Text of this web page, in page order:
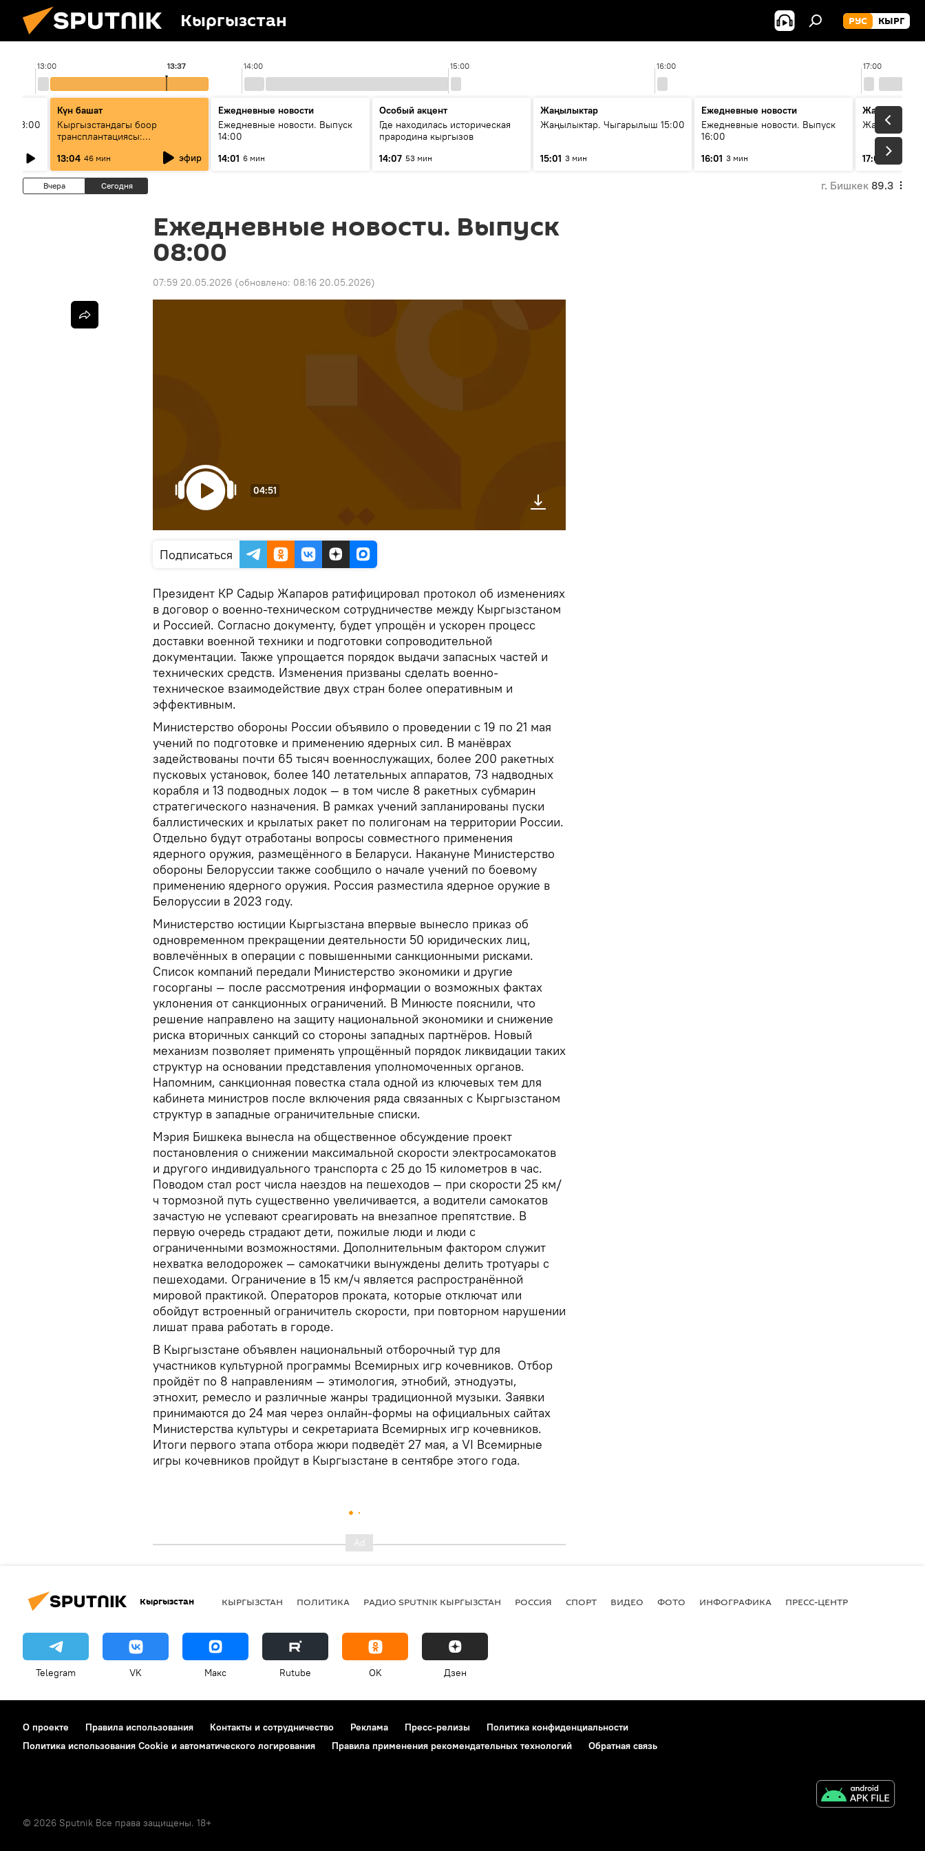
Кыргызстан РУС КЫРГ
13:00 14:00 15:00 16:00 17:00
13:37
13:00
Күн башат
Кыргызстандагы боор
трансплантациясы:
жетишкендиктер жана өнүгүү
келечеги
13:04 46 мин эфир
Ежедневные новости
Ежедневные новости. Выпуск
14:00
14:01 6 мин
Особый акцент
Где находилась историческая
прародина кыргызов
14:07 53 мин
Жаңылыктар
Жаңылыктар. Чыгарылыш 15:00
15:01 3 мин
Ежедневные новости
Ежедневные новости. Выпуск
16:00
16:01 3 мин
Жаңылыктар
17:01 3 мин
Вчера Сегодня г. Бишкек 89.3
Ежедневные новости. Выпуск
08:00
07:59 20.05.2026 (обновлено: 08:16 20.05.2026)
04:51
Подписаться
Президент КР Садыр Жапаров ратифицировал протокол об изменениях
в договор о военно-техническом сотрудничестве между Кыргызстаном
и Россией. Согласно документу, будет упрощён и ускорен процесс
доставки военной техники и подготовки сопроводительной
документации. Также упрощается порядок выдачи запасных частей и
технических средств. Изменения призваны сделать военно-
техническое взаимодействие двух стран более оперативным и
эффективным.
Министерство обороны России объявило о проведении с 19 по 21 мая
учений по подготовке и применению ядерных сил. В манёврах
задействованы почти 65 тысяч военнослужащих, более 200 ракетных
пусковых установок, более 140 летательных аппаратов, 73 надводных
корабля и 13 подводных лодок — в том числе 8 ракетных субмарин
стратегического назначения. В рамках учений запланированы пуски
баллистических и крылатых ракет по полигонам на территории России.
Отдельно будут отработаны вопросы совместного применения
ядерного оружия, размещённого в Беларуси. Накануне Министерство
обороны Белоруссии также сообщило о начале учений по боевому
применению ядерного оружия. Россия разместила ядерное оружие в
Белоруссии в 2023 году.
Министерство юстиции Кыргызстана впервые вынесло приказ об
одновременном прекращении деятельности 50 юридических лиц,
вовлечённых в операции с повышенными санкционными рисками.
Список компаний передали Министерство экономики и другие
госорганы — после рассмотрения информации о возможных фактах
уклонения от санкционных ограничений. В Минюсте пояснили, что
решение направлено на защиту национальной экономики и снижение
риска вторичных санкций со стороны западных партнёров. Новый
механизм позволяет применять упрощённый порядок ликвидации таких
структур на основании представления уполномоченных органов.
Напомним, санкционная повестка стала одной из ключевых тем для
кабинета министров после включения ряда связанных с Кыргызстаном
структур в западные ограничительные списки.
Мэрия Бишкека вынесла на общественное обсуждение проект
постановления о снижении максимальной скорости электросамокатов
и другого индивидуального транспорта с 25 до 15 километров в час.
Поводом стал рост числа наездов на пешеходов — при скорости 25 км/
ч тормозной путь существенно увеличивается, а водители самокатов
зачастую не успевают среагировать на внезапное препятствие. В
первую очередь страдают дети, пожилые люди и люди с
ограниченными возможностями. Дополнительным фактором служит
нехватка велодорожек — самокатчики вынуждены делить тротуары с
пешеходами. Ограничение в 15 км/ч является распространённой
мировой практикой. Операторов проката, которые отключат или
обойдут встроенный ограничитель скорости, при повторном нарушении
лишат права работать в городе.
В Кыргызстане объявлен национальный отборочный тур для
участников культурной программы Всемирных игр кочевников. Отбор
пройдёт по 8 направлениям — этимология, этнобий, этнодуэты,
этнохит, ремесло и различные жанры традиционной музыки. Заявки
принимаются до 24 мая через онлайн-формы на официальных сайтах
Министерства культуры и секретариата Всемирных игр кочевников.
Итоги первого этапа отбора жюри подведёт 27 мая, а VI Всемирные
игры кочевников пройдут в Кыргызстане в сентябре этого года.
Кыргызстан КЫРГЫЗСТАН ПОЛИТИКА РАДИО SPUTNIK КЫРГЫЗСТАН РОССИЯ СПОРТ ВИДЕО ФОТО ИНФОГРАФИКА ПРЕСС-ЦЕНТР
Telegram VK Макс Rutube OK Дзен
О проекте Правила использования Контакты и сотрудничество Реклама Пресс-релизы
Политика конфиденциальности
Политика использования Cookie и автоматического логирования
Правила применения рекомендательных технологий Обратная связь
© 2026 Sputnik Все права защищены. 18+